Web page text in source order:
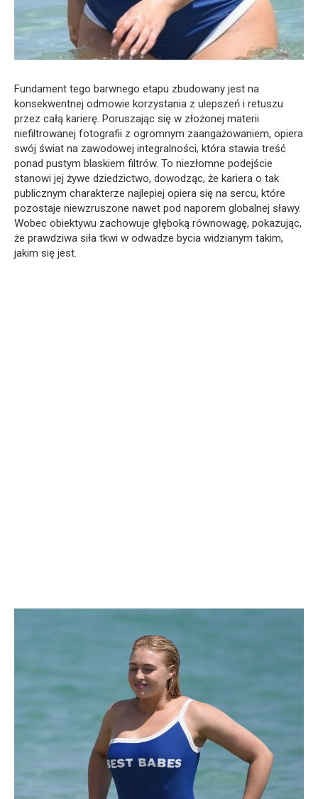
Fundament tego barwnego etapu zbudowany jest na
konsekwentnej odmowie korzystania z ulepszeń i retuszu
przez całą karierę. Poruszając się w złożonej materii
niefiltrowanej fotografii z ogromnym zaangażowaniem, opiera
swój świat na zawodowej integralności, która stawia treść
ponad pustym blaskiem filtrów. To niezłomne podejście
stanowi jej żywe dziedzictwo, dowodząc, że kariera o tak
publicznym charakterze najlepiej opiera się na sercu, które
pozostaje niewzruszone nawet pod naporem globalnej sławy.
Wobec obiektywu zachowuje głęboką równowagę, pokazując,
że prawdziwa siła tkwi w odwadze bycia widzianym takim,
jakim się jest.